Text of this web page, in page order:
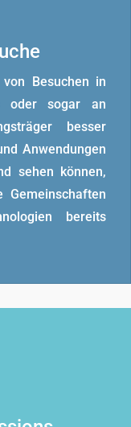
Besuchen in
oder sogar an
besser
Anwendungen
sehen können,
bereits